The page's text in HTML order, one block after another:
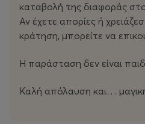
ξεκαρδιστικών
παρελθόν,όπουημαγεία
καταβολή της διαφοράς
Αν έχετε απορίες ή
κράτηση, μπορείτε να
Η παράσταση δεν είναι
Καλή απόλαυση και…